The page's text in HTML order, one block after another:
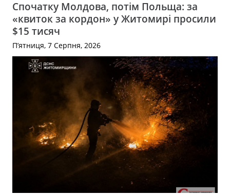
Спочатку Молдова, потім Польща: за
«квиток за кордон» у Житомирі просили
$15 тисяч
П’ятниця, 7 Серпня, 2026